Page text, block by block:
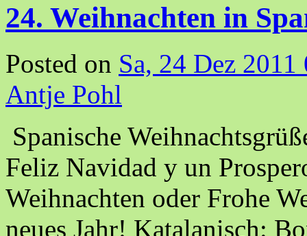
24. Weihnachten in
Posted on Sa, 24 Dez 2011
Antje Pohl
Spanische
Feliz Navidad y un
Weihnachten oder Frohe
neues Jahr! Katalanisch: